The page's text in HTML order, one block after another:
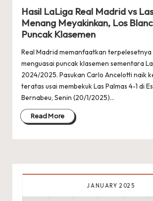
Hasil LaLiga Real Madrid vs
Menang Meyakinkan, Los
Puncak Klasemen
Real Madrid memanfaatkan terpelesetnya
menguasai puncak klasemen sementara
2024/2025. Pasukan Carlo Ancelotti naik
teratas usai membekuk Las Palmas 4-1 di
Bernabeu, Senin (20/1/2025)…
Read More
JANUARY 2025